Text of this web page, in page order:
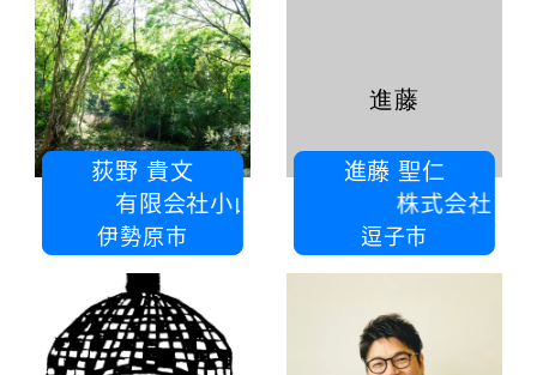
荻野 貴文
会社小山建築設計事務所
伊勢原市
進藤 聖仁
株式会社 誠行社
逗子市
進藤